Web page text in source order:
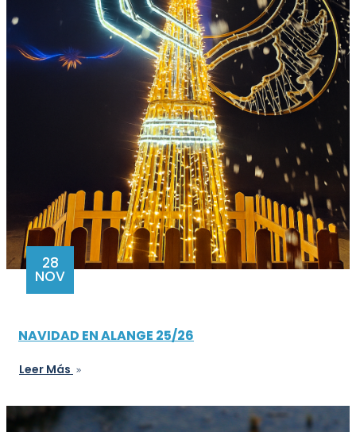
28
NOV
NAVIDAD EN ALANGE 25/26
Leer Más